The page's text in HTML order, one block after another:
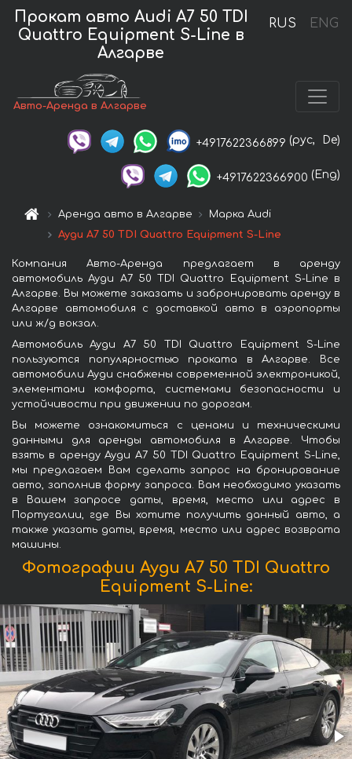
RUS ENG
Прокат авто Audi A7 50 TDI
Quattro Equipment S-Line в
Алгарве
Авто-Аренда в Алгарве
+4917622366899 (рус, De)
+4917622366900 (Eng)
Аренда авто в Алгарве
Марка Audi
Ауди A7 50 TDI Quattro Equipment S-Line
Компания Авто-Аренда предлагает в аренду
автомобиль Ауди A7 50 TDI Quattro Equipment S-Line в
Алгарве. Вы можете заказать и забронировать аренду в
Алгарве автомобиля с доставкой авто в аэропорты
или ж/д вокзал.
Автомобиль Ауди A7 50 TDI Quattro Equipment S-Line
пользуются популярностью проката в Алгарве. Все
автомобили Ауди снабжены современной электроникой,
элементами комфорта, системами безопасности и
устойчивости при движении по дорогам.
Вы можете ознакомиться с ценами и техническими
данными для аренды автомобиля в Алгарве. Чтобы
взять в аренду Ауди A7 50 TDI Quattro Equipment S-Line,
мы предлагаем Вам сделать запрос на бронирование
авто, заполнив форму запроса. Вам необходимо указать
в Вашем запросе даты, время, место или адрес в
Португалии, где Вы хотите получить данный авто, а
также указать даты, время, место или адрес возврата
машины.
Фотографии Ауди A7 50 TDI Quattro
Equipment S-Line: